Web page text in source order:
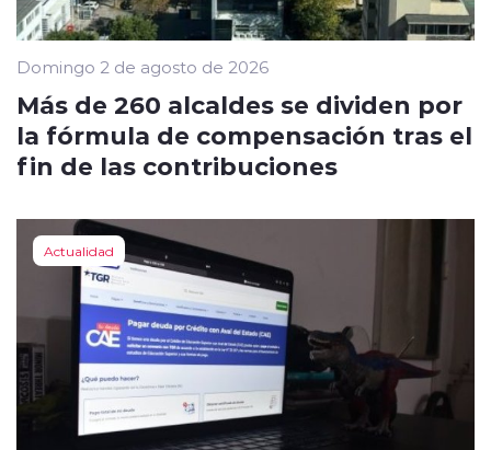
Domingo 2 de agosto de 2026
Más de 260 alcaldes se dividen por
la fórmula de compensación tras el
fin de las contribuciones
Actualidad